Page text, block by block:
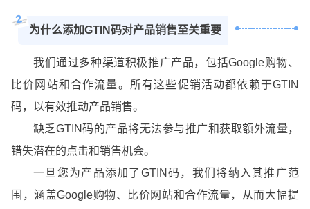
2
为什么添加GTIN码对产品销售至关重要
我们通过多种渠道积极推广产品，包括Google购物、
比价网站和合作流量。所有这些促销活动都依赖于GTIN
码，以有效推动产品销售。
缺乏GTIN码的产品将无法参与推广和获取额外流量，
错失潜在的点击和销售机会。
一旦您为产品添加了GTIN码，我们将纳入其推广范
围，涵盖Google购物、比价网站和合作流量，从而大幅提